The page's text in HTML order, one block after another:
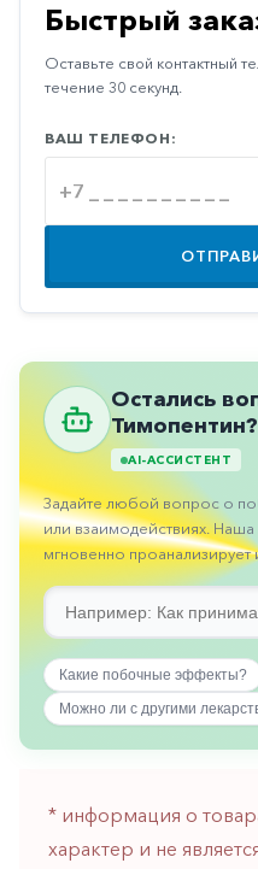
Противовирусные
Противогрибковые
Противоопухолевые
Противорвотные
Прочее
Пульмонология
Сердечные
Сосудистые
Тромбозы
Ухо-
горло-
нос
Хирургия
железа
Быстрый
Оставьте свой контактный
течение 30 секунд.
ВАШ ТЕЛЕФОН:
Остались
Тимопентин?
AI-АССИСТЕНТ
Задайте любой вопрос о
или взаимодействиях.
мгновенно проанализирует
Какие побочные эффекты?
Можно ли с другими
* информация о
характер и не